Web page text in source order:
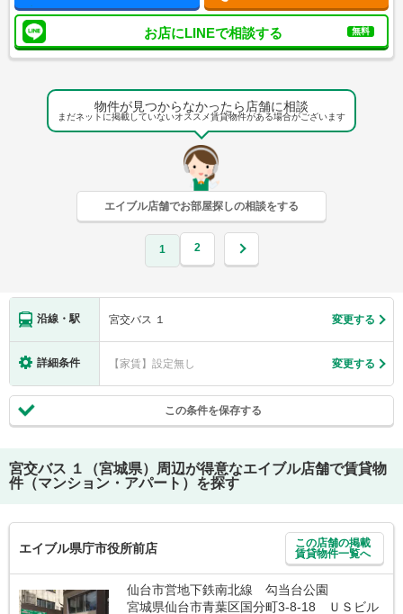
お店にLINEで相談する 無料
物件が見つからなかったら店舗に相談
まだネットに掲載していないオススメ賃貸物件がある場合がございます
エイブル店舗でお部屋探しの相談をする
1 2
沿線・駅 宮交バス １ 変更する
詳細条件 【家賃】設定無し 変更する
この条件を保存する
宮交バス １（宮城県）
周辺が得意なエイブル店舗で賃貸物
件（マンション・アパート）を探す
エイブル県庁市役所前店
この店舗の掲載
賃貸物件一覧へ
仙台市営地下鉄南北線 勾当台公園
宮城県仙台市青葉区国分町3-8-18 ＵＳビル